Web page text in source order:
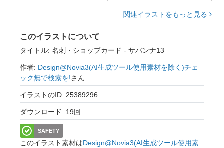
関連イラストをもっと見る
このイラストについて
タイトル: 名刺・ショップカード - サバンナ13
作者: Design@Novia3(AI生成ツール使用素材を除く)チェ
ック無で検索を!さん
イラストのID: 25389296
ダウンロード: 19回
SAFETY
このイラスト素材はDesign@Novia3(AI生成ツール使用素